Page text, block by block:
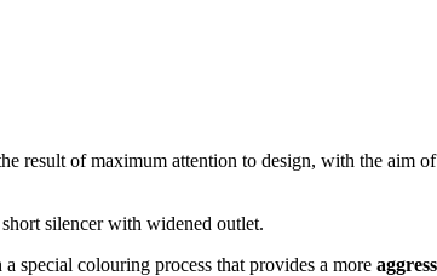
result of maximum attention to design, with the aim
silencer with widened outlet.
special colouring process that provides a more